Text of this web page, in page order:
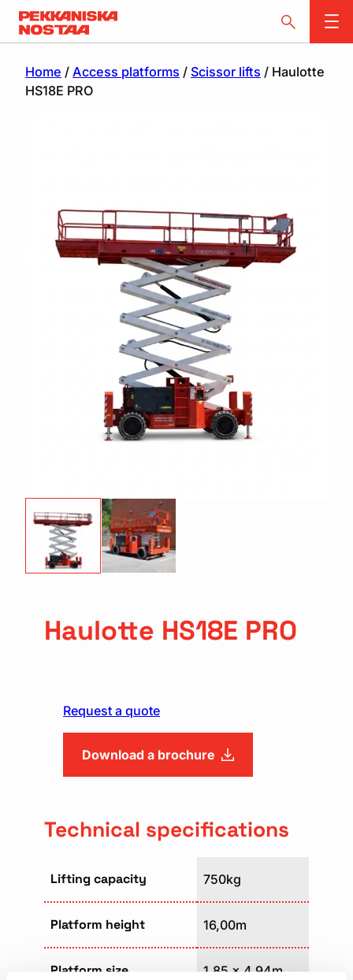
Home / Access platforms / Scissor lifts / Haulotte
HS18E PRO
Haulotte HS18E PRO
Request a quote
Download a brochure
Technical specifications
Lifting capacity 750kg
Platform height 16,00m
Platform size 1,85 x 4,94m